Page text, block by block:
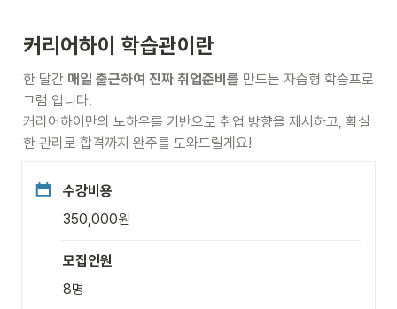
커리어하이 학습관이란
한 달간 매일 출근하여 진짜 취업준비를 만드는 자습형 학습프로
그램 입니다.
커리어하이만의 노하우를 기반으로 취업 방향을 제시하고, 확실
한 관리로 합격까지 완주를 도와드릴게요!
수강비용
350,000원
모집인원
8명